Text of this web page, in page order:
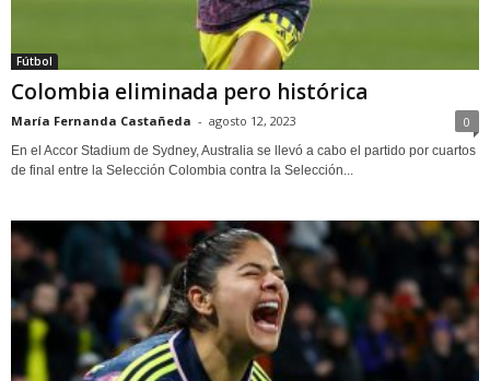
Fútbol
Colombia eliminada pero histórica
María Fernanda Castañeda - agosto 12, 2023 0
En el Accor Stadium de Sydney, Australia se llevó a cabo el partido por cuartos
de final entre la Selección Colombia contra la Selección...